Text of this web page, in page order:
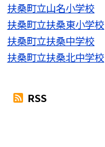
扶桑町立山名小学校
扶桑町立扶桑東小学校
扶桑町立扶桑中学校
扶桑町立扶桑北中学校
RSS